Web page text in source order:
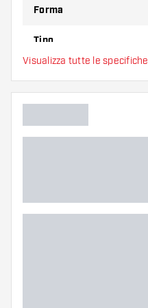
Forma
Tipo
Colore principale
Visualizza tutte le specifiche